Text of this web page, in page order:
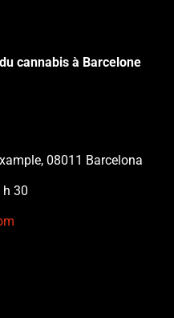
cannabis à Barcelone
08011 Barcelona
30